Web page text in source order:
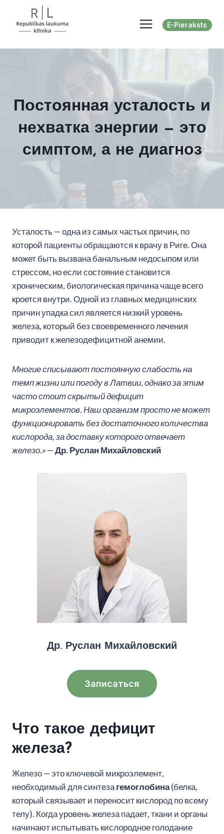
Перейти
содержимому
E-Pieraksts
Постоянная усталость и
нехватка энергии — это
симптом, а не диагноз
Усталость — одна из самых частых причин, по
которой пациенты обращаются к врачу в Риге. Она
может быть вызвана банальным недосыпом или
стрессом, но если состояние становится
хроническим, биологическая причина чаще всего
кроется внутри. Одной из главных медицинских
причин упадка сил является низкий уровень
железа, который без своевременного лечения
приводит к железодефицитной анемии.
Многие списывают постоянную слабость на
темп жизни или погоду в Латвии, однако за этим
часто стоит скрытый дефицит
микроэлементов. Наш организм просто не может
функционировать без достаточного количества
кислорода, за доставку которого отвечает
железо.»—Др. Руслан Михайловский
Др. Руслан Михайловский
Записаться
Что такое дефицит
железа?
Железо — это ключевой микроэлемент,
необходимый для синтезагемоглобина(белка,
который связывает и переносит кислород по всему
телу). Когда уровень железа падает, ткани и органы
начинают испытывать кислородное голодание